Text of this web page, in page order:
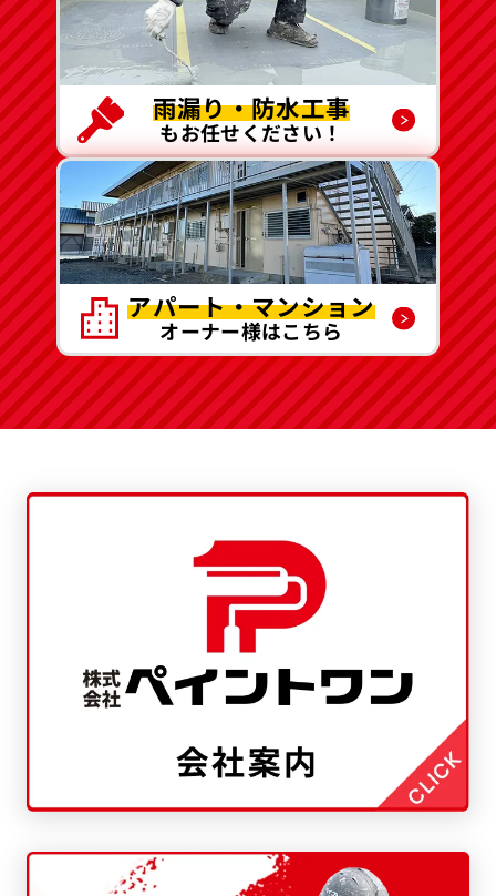
雨漏り・防水工事
もお任せください！
アパート・マンション
オーナー様はこちら